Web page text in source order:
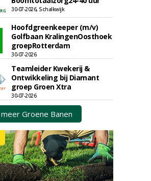
30-07-2026, Schalkwijk
Hoofdgreenkeeper (m/v)
Golfbaan KralingenOosthoek
groepRotterdam
30-07-2026
Teamleider Kwekerij &
Ontwikkeling bij Diamant
groep Groen Xtra
30-07-2026
meer Groene Banen